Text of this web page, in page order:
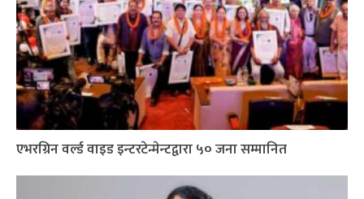
एभरग्रिन वर्ल्ड वाइड इन्टरटेन्मेन्टद्वारा ५० जना सम्मानित